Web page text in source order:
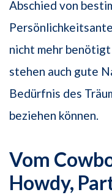
Abschied von
nicht mehr
stehen auch gute
Bedürfnis des
beziehen können.
Vom
Howdy,